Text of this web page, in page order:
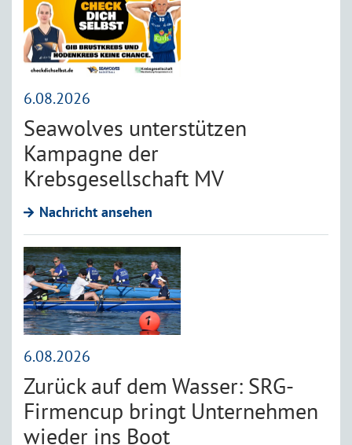
6.08.2026
Seawolves unterstützen
Kampagne der
Krebsgesellschaft MV
Nachricht ansehen
6.08.2026
Zurück auf dem Wasser: SRG-
Firmencup bringt Unternehmen
wieder ins Boot